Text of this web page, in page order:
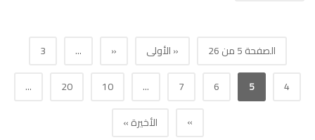
الصفحة 5 من 26 « الأولى «
...
3
4
5
6
7
...
10
20
...
»
الأخيرة »